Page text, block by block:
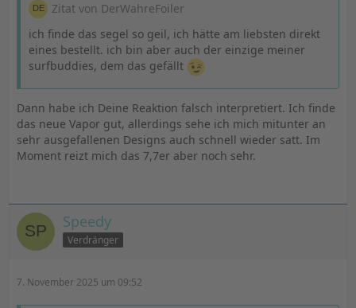
Zitat von DerWahreFoiler
ich finde das segel so geil, ich hätte am liebsten direkt
eines bestellt. ich bin aber auch der einzige meiner
surfbuddies, dem das gefällt
Dann habe ich Deine Reaktion falsch interpretiert. Ich finde
das neue Vapor gut, allerdings sehe ich mich mitunter an
sehr ausgefallenen Designs auch schnell wieder satt. Im
Moment reizt mich das 7,7er aber noch sehr.
Speedy
Verdränger
7. November 2025 um 09:52